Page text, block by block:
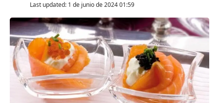
Last updated: 1 de junio de 2024 01:59